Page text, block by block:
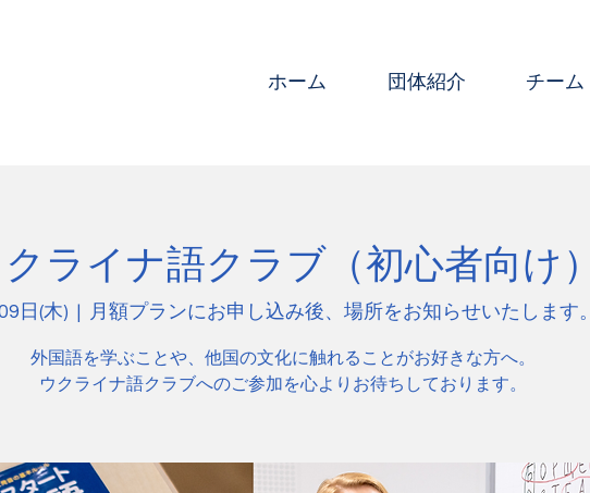
ホーム 団体紹介 チーム
ライナ語クラブ（初心者向け）
日(木) 月額プランにお申し込み後、場所をお知らせいたします。
外国語を学ぶことや、他国の文化に触れることがお好きな方へ。
ウクライナ語クラブへのご参加を心よりお待ちしております。